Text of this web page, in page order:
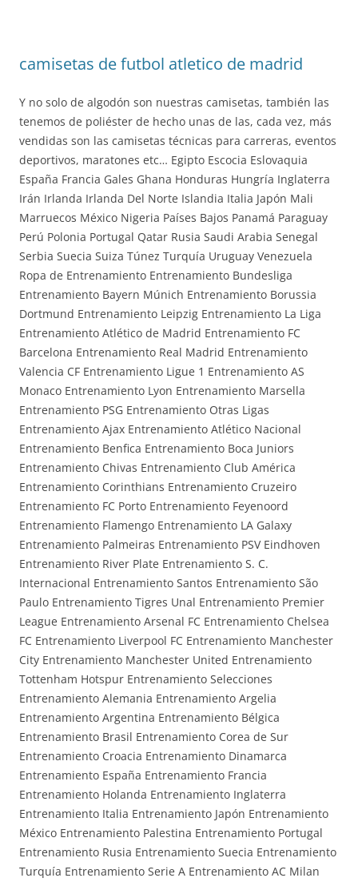
camisetas de futbol atletico de madrid
Y no solo de algodón son nuestras camisetas, también las
tenemos de poliéster de hecho unas de las, cada vez, más
vendidas son las camisetas técnicas para carreras, eventos
deportivos, maratones etc… Egipto Escocia Eslovaquia
España Francia Gales Ghana Honduras Hungría Inglaterra
Irán Irlanda Irlanda Del Norte Islandia Italia Japón Mali
Marruecos México Nigeria Países Bajos Panamá Paraguay
Perú Polonia Portugal Qatar Rusia Saudi Arabia Senegal
Serbia Suecia Suiza Túnez Turquía Uruguay Venezuela
Ropa de Entrenamiento Entrenamiento Bundesliga
Entrenamiento Bayern Múnich Entrenamiento Borussia
Dortmund Entrenamiento Leipzig Entrenamiento La Liga
Entrenamiento Atlético de Madrid Entrenamiento FC
Barcelona Entrenamiento Real Madrid Entrenamiento
Valencia CF Entrenamiento Ligue 1 Entrenamiento AS
Monaco Entrenamiento Lyon Entrenamiento Marsella
Entrenamiento PSG Entrenamiento Otras Ligas
Entrenamiento Ajax Entrenamiento Atlético Nacional
Entrenamiento Benfica Entrenamiento Boca Juniors
Entrenamiento Chivas Entrenamiento Club América
Entrenamiento Corinthians Entrenamiento Cruzeiro
Entrenamiento FC Porto Entrenamiento Feyenoord
Entrenamiento Flamengo Entrenamiento LA Galaxy
Entrenamiento Palmeiras Entrenamiento PSV Eindhoven
Entrenamiento River Plate Entrenamiento S. C.
Internacional Entrenamiento Santos Entrenamiento São
Paulo Entrenamiento Tigres Unal Entrenamiento Premier
League Entrenamiento Arsenal FC Entrenamiento Chelsea
FC Entrenamiento Liverpool FC Entrenamiento Manchester
City Entrenamiento Manchester United Entrenamiento
Tottenham Hotspur Entrenamiento Selecciones
Entrenamiento Alemania Entrenamiento Argelia
Entrenamiento Argentina Entrenamiento Bélgica
Entrenamiento Brasil Entrenamiento Corea de Sur
Entrenamiento Croacia Entrenamiento Dinamarca
Entrenamiento España Entrenamiento Francia
Entrenamiento Holanda Entrenamiento Inglaterra
Entrenamiento Italia Entrenamiento Japón Entrenamiento
México Entrenamiento Palestina Entrenamiento Portugal
Entrenamiento Rusia Entrenamiento Suecia Entrenamiento
Turquía Entrenamiento Serie A Entrenamiento AC Milan